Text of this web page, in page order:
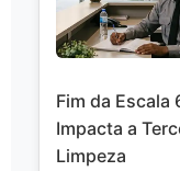
Fim da Escala
Impacta a
Limpeza